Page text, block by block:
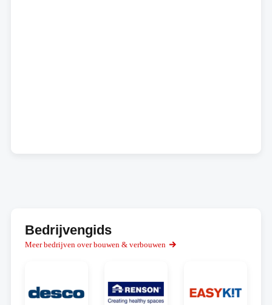
Bedrijvengids
Meer bedrijven over bouwen & verbouwen